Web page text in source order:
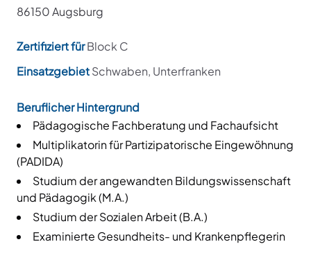
86150 Augsburg
Zertifiziert fürBlock C
EinsatzgebietSchwaben, Unterfranken
Beruflicher Hintergrund
Pädagogische Fachberatung und Fachaufsicht
Multiplikatorin für Partizipatorische Eingewöhnung
(PADIDA)
Studium der angewandten Bildungswissenschaft
und Pädagogik (M.A.)
Studium der Sozialen Arbeit (B.A.)
Examinierte Gesundheits- und Krankenpflegerin